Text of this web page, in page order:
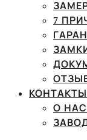
7
КОНТАКТЫ
О НАС